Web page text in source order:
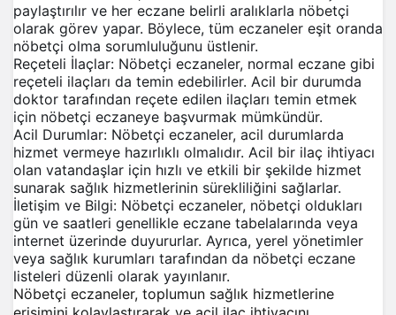
paylaştırılır ve her eczane belirli aralıklarla nöbetçi
olarak görev yapar. Böylece, tüm eczaneler eşit oranda
nöbetçi olma sorumluluğunu üstlenir.
Reçeteli İlaçlar: Nöbetçi eczaneler, normal eczane gibi
reçeteli ilaçları da temin edebilirler. Acil bir durumda
doktor tarafından reçete edilen ilaçları temin etmek
için nöbetçi eczaneye başvurmak mümkündür.
Acil Durumlar: Nöbetçi eczaneler, acil durumlarda
hizmet vermeye hazırlıklı olmalıdır. Acil bir ilaç ihtiyacı
olan vatandaşlar için hızlı ve etkili bir şekilde hizmet
sunarak sağlık hizmetlerinin sürekliliğini sağlarlar.
İletişim ve Bilgi: Nöbetçi eczaneler, nöbetçi oldukları
gün ve saatleri genellikle eczane tabelalarında veya
internet üzerinde duyururlar. Ayrıca, yerel yönetimler
veya sağlık kurumları tarafından da nöbetçi eczane
listeleri düzenli olarak yayınlanır.
Nöbetçi eczaneler, toplumun sağlık hizmetlerine